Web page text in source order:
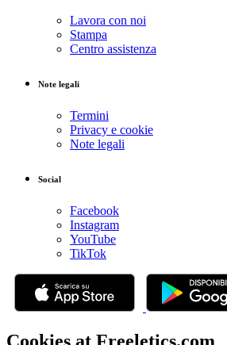
Lavora con noi
Stampa
Centro assistenza
Note legali
Termini
Privacy e cookie
Note legali
Social
Facebook
Instagram
YouTube
TikTok